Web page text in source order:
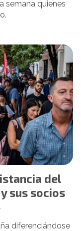
semana quienes
del
sus socios
diferenciándose